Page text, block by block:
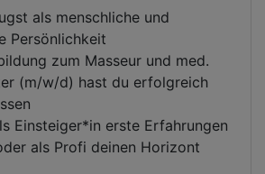
als menschliche und
Persönlichkeit
zum Masseur und med.
(m/w/d) hast du erfolgreich
Einsteiger*in erste Erfahrungen
als Profi deinen Horizont